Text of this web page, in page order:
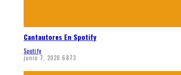
Cantautores En Spotify
Spotify
junio 7, 2020 6873